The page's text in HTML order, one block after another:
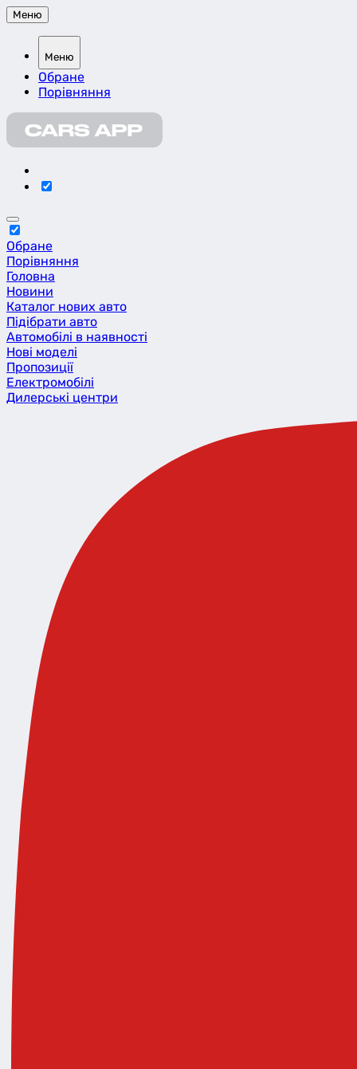
Меню
Меню
Обране
Порівняння
Обране
Порівняння
Головна
Новини
Каталог нових авто
Підібрати авто
Автомобілі в наявності
Нові моделі
Пропозиції
Eлектромобілі
Дилерські центри